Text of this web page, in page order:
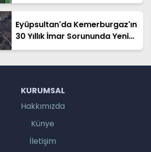
Eyüpsultan'da Kemerburgaz'ın
30 Yıllık İmar Sorununda Yeni
Aşama
KURUMSAL
Hakkımızda
Künye
İletişim